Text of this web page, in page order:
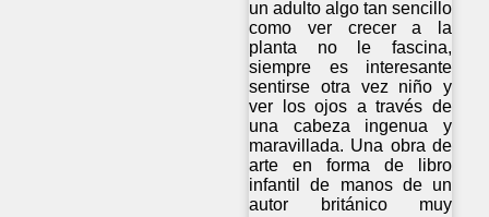
un adulto algo tan sencillo
como ver crecer a la
planta no le fascina,
siempre es interesante
sentirse otra vez niño y
ver los ojos a través de
una cabeza ingenua y
maravillada. Una obra de
arte en forma de libro
infantil de manos de un
autor británico muy